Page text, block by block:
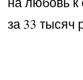
за 33 тысяч